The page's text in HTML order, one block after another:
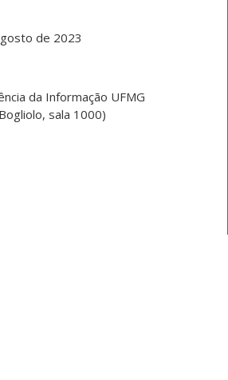
de 2023
da Informação UFMG
sala 1000)